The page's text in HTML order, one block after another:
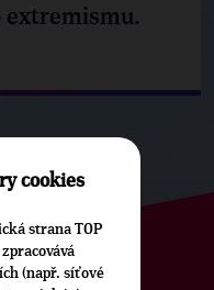
extremismu.
cookies
strana TOP
(např. síťové